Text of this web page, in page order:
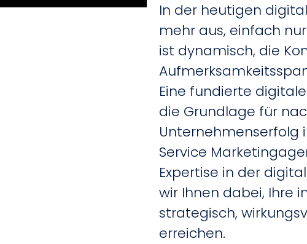
In der heutigen
mehr aus, einfach
ist dynamisch, die
Eine fundierte
die Grundlage für
Unternehmenserfolg
Service
Expertise in der
wir Ihnen dabei, Ihre
strategisch,
erreichen.